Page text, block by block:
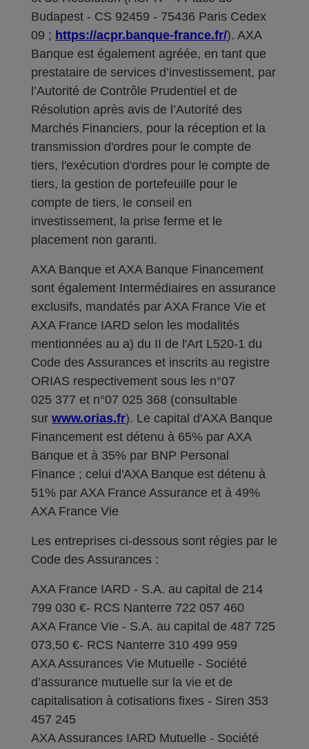
Budapest - CS 92459 - 75436 Paris Cedex
09 ; https://acpr.banque-france.fr/). AXA
Banque est également agréée, en tant que
prestataire de services d’investissement, par
l’Autorité de Contrôle Prudentiel et de
Résolution après avis de l’Autorité des
Marchés Financiers, pour la réception et la
transmission d'ordres pour le compte de
tiers, l'exécution d'ordres pour le compte de
tiers, la gestion de portefeuille pour le
compte de tiers, le conseil en
investissement, la prise ferme et le
placement non garanti.
AXA Banque et AXA Banque Financement
sont également Intermédiaires en assurance
exclusifs, mandatés par AXA France Vie et
AXA France IARD selon les modalités
mentionnées au a) du II de l'Art L520-1 du
Code des Assurances et inscrits au registre
ORIAS respectivement sous les n°07
025 377 et n°07 025 368 (consultable
sur www.orias.fr). Le capital d'AXA Banque
Financement est détenu à 65% par AXA
Banque et à 35% par BNP Personal
Finance ; celui d'AXA Banque est détenu à
51% par AXA France Assurance et à 49%
AXA France Vie
Les entreprises ci-dessous sont régies par le
Code des Assurances :
AXA France IARD - S.A. au capital de 214
799 030 €- RCS Nanterre 722 057 460
AXA France Vie - S.A. au capital de 487 725
073,50 €- RCS Nanterre 310 499 959
AXA Assurances Vie Mutuelle - Société
d’assurance mutuelle sur la vie et de
capitalisation à cotisations fixes - Siren 353
457 245
AXA Assurances IARD Mutuelle - Société